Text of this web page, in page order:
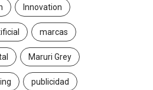
Innovation
marcas
Maruri Grey
publicidad